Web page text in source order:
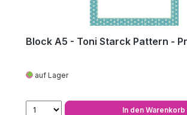
Block A5 - Toni Starck Pattern -
auf Lager
In den Warenkorb